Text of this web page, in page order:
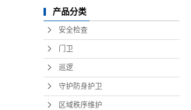
产品分类
安全检查
门卫
巡逻
守护防身护卫
区域秩序维护